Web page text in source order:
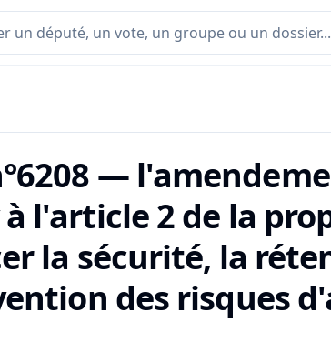
—
l'article 2 de la
la sécurité, la
des risques